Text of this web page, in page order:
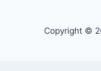
Copyright ©